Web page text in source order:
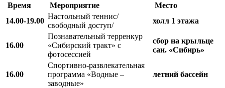
Время Мероприятие
Место
14.00-19.00
Настольный теннис/
свободный доступ/
холл 1 этажа
16.00
Познавательный терренкур
«Сибирский тракт» с
фотосессией
сбор на крыльце
сан. «Сибирь»
16.00
Спортивно-развлекательная
программа «Водные –
заводные»
летний бассейн